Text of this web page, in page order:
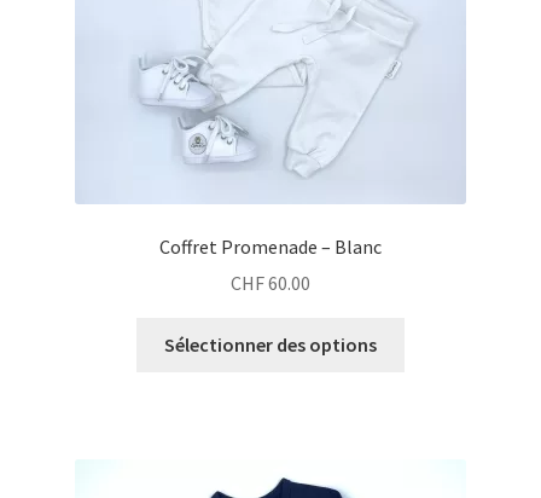
Coffret Promenade – Blanc
CHF60.00
Sélectionner des options